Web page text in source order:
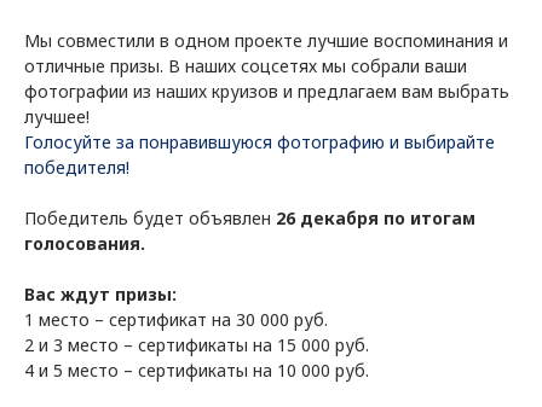
Мы совместили в одном проекте лучшие воспоминания и
отличные призы. В наших соцсетях мы собрали ваши
фотографии из наших круизов и предлагаем вам выбрать
лучшее!
Голосуйте за понравившуюся фотографию и выбирайте
победителя!
Победитель будет объявлен 26 декабря по итогам
голосования.
Вас ждут призы:
1 место – сертификат на 30 000 руб.
2 и 3 место – сертификаты на 15 000 руб.
4 и 5 место – сертификаты на 10 000 руб.